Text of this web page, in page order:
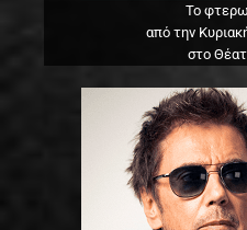
Το
από την
στο